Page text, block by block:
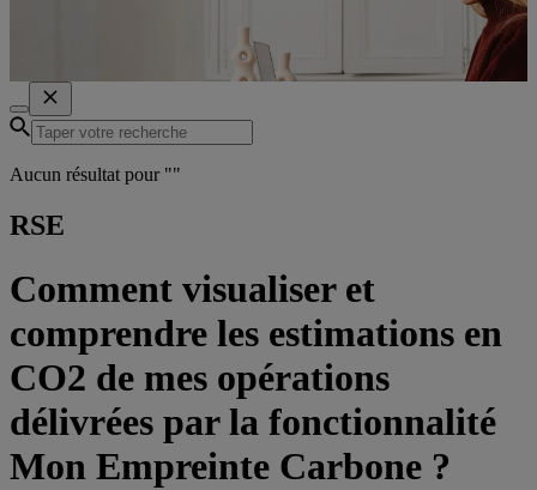
Aucun résultat pour ""
RSE
Comment visualiser et
comprendre les estimations en
CO2 de mes opérations
délivrées par la fonctionnalité
Mon Empreinte Carbone ?